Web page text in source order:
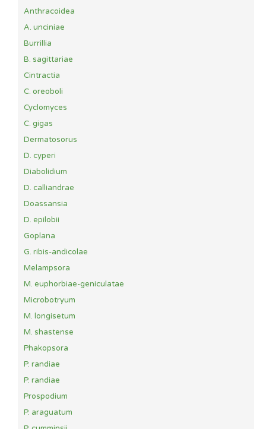
Anthracoidea
A. unciniae
Burrillia
B. sagittariae
Cintractia
C. oreoboli
Cyclomyces
C. gigas
Dermatosorus
D. cyperi
Diabolidium
D. calliandrae
Doassansia
D. epilobii
Goplana
G. ribis-andicolae
Melampsora
M. euphorbiae-geniculatae
Microbotryum
M. longisetum
M. shastense
Phakopsora
P. randiae
P. randiae
Prospodium
P. araguatum